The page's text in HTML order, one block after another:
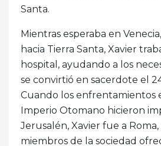
Santa.
Mientras esperaba en
hacia Tierra Santa, Xavier
hospital, ayudando a los
se convirtió en sacerdote el
Cuando los enfrentamientos
Imperio Otomano hicieron
Jerusalén, Xavier fue a
miembros de la sociedad